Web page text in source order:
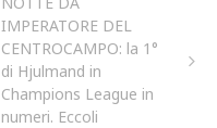
IMPERATORE DEL
CENTROCAMPO: la 1°
di Hjulmand in
Champions League in
numeri. Eccoli